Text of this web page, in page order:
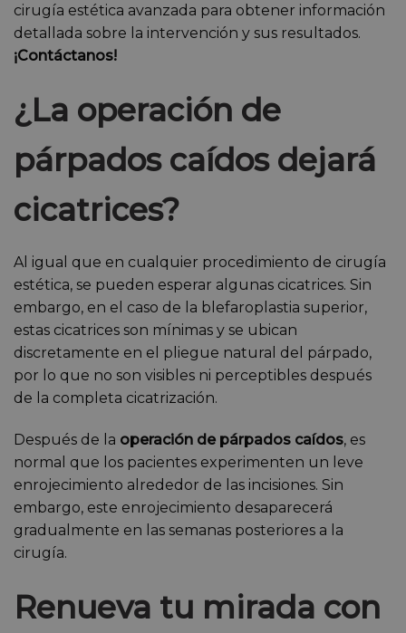
cirugía estética avanzada para obtener información
detallada sobre la intervención y sus resultados.
¡Contáctanos!
¿La operación de
párpados caídos dejará
cicatrices?
Al igual que en cualquier procedimiento de cirugía
estética, se pueden esperar algunas cicatrices. Sin
embargo, en el caso de la blefaroplastia superior,
estas cicatrices son mínimas y se ubican
discretamente en el pliegue natural del párpado,
por lo que no son visibles ni perceptibles después
de la completa cicatrización.
Después de la operación de párpados caídos, es
normal que los pacientes experimenten un leve
enrojecimiento alrededor de las incisiones. Sin
embargo, este enrojecimiento desaparecerá
gradualmente en las semanas posteriores a la
cirugía.
Renueva tu mirada con